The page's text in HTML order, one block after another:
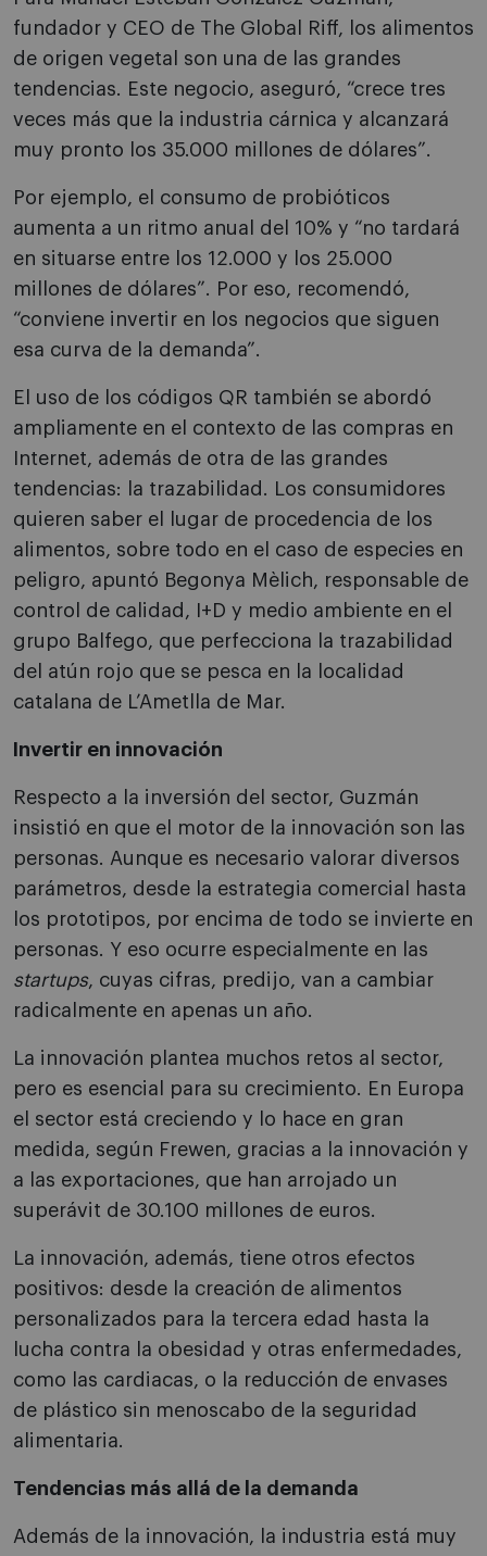
fundador y CEO de The Global Riff, los alimentos
de origen vegetal son una de las grandes
tendencias. Este negocio, aseguró, “crece tres
veces más que la industria cárnica y alcanzará
muy pronto los 35.000 millones de dólares”.
Por ejemplo, el consumo de probióticos
aumenta a un ritmo anual del 10% y “no tardará
en situarse entre los 12.000 y los 25.000
millones de dólares”. Por eso, recomendó,
“conviene invertir en los negocios que siguen
esa curva de la demanda”.
El uso de los códigos QR también se abordó
ampliamente en el contexto de las compras en
Internet, además de otra de las grandes
tendencias: la trazabilidad. Los consumidores
quieren saber el lugar de procedencia de los
alimentos, sobre todo en el caso de especies en
peligro, apuntó Begonya Mèlich, responsable de
control de calidad, I+D y medio ambiente en el
grupo Balfego, que perfecciona la trazabilidad
del atún rojo que se pesca en la localidad
catalana de L’Ametlla de Mar.
Invertir en innovación
Respecto a la inversión del sector, Guzmán
insistió en que el motor de la innovación son las
personas. Aunque es necesario valorar diversos
parámetros, desde la estrategia comercial hasta
los prototipos, por encima de todo se invierte en
personas. Y eso ocurre especialmente en las
startups, cuyas cifras, predijo, van a cambiar
radicalmente en apenas un año.
La innovación plantea muchos retos al sector,
pero es esencial para su crecimiento. En Europa
el sector está creciendo y lo hace en gran
medida, según Frewen, gracias a la innovación y
a las exportaciones, que han arrojado un
superávit de 30.100 millones de euros.
La innovación, además, tiene otros efectos
positivos: desde la creación de alimentos
personalizados para la tercera edad hasta la
lucha contra la obesidad y otras enfermedades,
como las cardiacas, o la reducción de envases
de plástico sin menoscabo de la seguridad
alimentaria.
Tendencias más allá de la demanda
Además de la innovación, la industria está muy